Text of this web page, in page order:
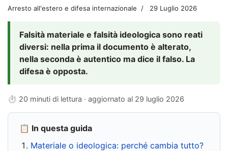
Arresto all'estero e difesa internazionale 29 Luglio 2026
Falsità materiale e falsità ideologica sono reati
diversi: nella prima il documento è alterato,
nella seconda è autentico ma dice il falso. La
difesa è opposta.
⏱ 20 minuti di lettura · aggiornato al 29 luglio 2026
📋 In questa guida
Materiale o ideologica: perché cambia tutto?